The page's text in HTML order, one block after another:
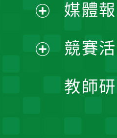
媒體
競賽
教師
開